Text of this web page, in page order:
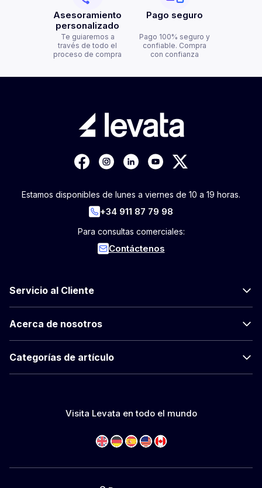
Asesoramiento
personalizado
Te guiaremos a
través de todo el
proceso de compra
Pago seguro
Pago 100% seguro y
confiable. Compra
con confianza
Estamos disponibles de lunes a viernes de 10 a 19 horas.
+34 911 87 79 98
Para consultas comerciales:
Contáctenos
Servicio al Cliente
Acerca de nosotros
Categorías de artículo
Visita Levata en todo el mundo